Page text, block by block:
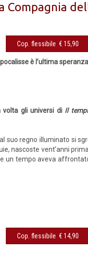
Compagnia
Cop. flessibile € 15,90
è l’ultima
volta gli universi di Il
suo regno illuminato si
nascoste vent’anni
un tempo aveva
Cop. flessibile € 14,90